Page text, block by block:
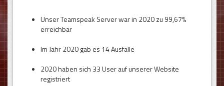
Unser Teamspeak Server war in 2020 zu 99,67%
erreichbar
Im Jahr 2020 gab es 14 Ausfälle
2020 haben sich 33 User auf unserer Website
registriert